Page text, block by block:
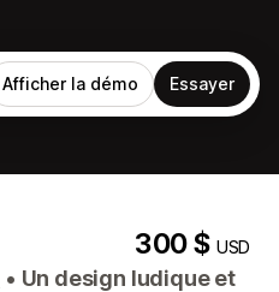
Afficher la démo Essayer
300 $USD
• Un design ludique et